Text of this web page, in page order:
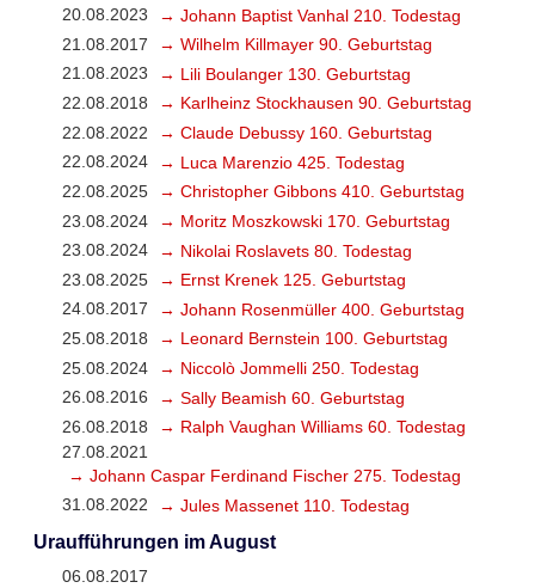
20.08.2023
→ Johann Baptist Vanhal 210. Todestag
21.08.2017
→ Wilhelm Killmayer 90. Geburtstag
21.08.2023
→ Lili Boulanger 130. Geburtstag
22.08.2018
→ Karlheinz Stockhausen 90. Geburtstag
22.08.2022
→ Claude Debussy 160. Geburtstag
22.08.2024
→ Luca Marenzio 425. Todestag
22.08.2025
→ Christopher Gibbons 410. Geburtstag
23.08.2024
→ Moritz Moszkowski 170. Geburtstag
23.08.2024
→ Nikolai Roslavets 80. Todestag
23.08.2025
→ Ernst Krenek 125. Geburtstag
24.08.2017
→ Johann Rosenmüller 400. Geburtstag
25.08.2018
→ Leonard Bernstein 100. Geburtstag
25.08.2024
→ Niccolò Jommelli 250. Todestag
26.08.2016
→ Sally Beamish 60. Geburtstag
26.08.2018
→ Ralph Vaughan Williams 60. Todestag
27.08.2021
→ Johann Caspar Ferdinand Fischer 275. Todestag
31.08.2022
→ Jules Massenet 110. Todestag
Uraufführungen im August
06.08.2017